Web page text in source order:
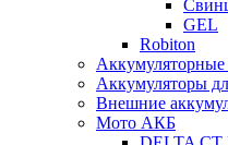
GEL
Robiton
Аккумуляторные
Аккумуляторы
Внешние
Мото АКБ